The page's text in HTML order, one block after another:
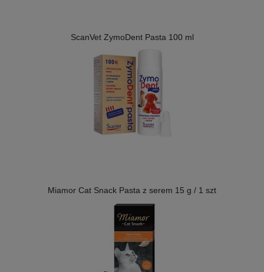
ScanVet ZymoDent Pasta 100 ml
Miamor Cat Snack Pasta z serem 15 g / 1 szt